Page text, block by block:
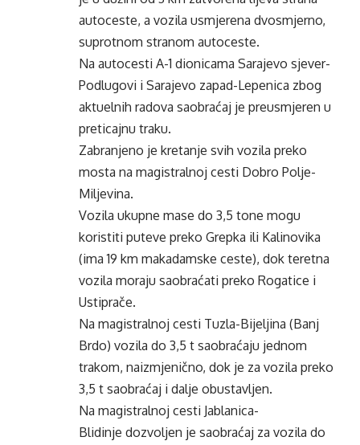
autoceste, a vozila usmjerena dvosmjerno,
suprotnom stranom autoceste.
Na autocesti A-1 dionicama Sarajevo sjever-
Podlugovi i Sarajevo zapad-Lepenica zbog
aktuelnih radova saobraćaj je preusmjeren u
preticajnu traku.
Zabranjeno je kretanje svih vozila preko
mosta na magistralnoj cesti Dobro Polje-
Miljevina.
Vozila ukupne mase do 3,5 tone mogu
koristiti puteve preko Grepka ili Kalinovika
(ima 19 km makadamske ceste), dok teretna
vozila moraju saobraćati preko Rogatice i
Ustiprače.
Na magistralnoj cesti Tuzla-Bijeljina (Banj
Brdo) vozila do 3,5 t saobraćaju jednom
trakom, naizmjenično, dok je za vozila preko
3,5 t saobraćaj i dalje obustavljen.
Na magistralnoj cesti Jablanica-
Blidinje dozvoljen je saobraćaj za vozila do